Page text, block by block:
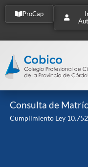
ProCap
Consulta de
Cumplimiento Ley 10.752